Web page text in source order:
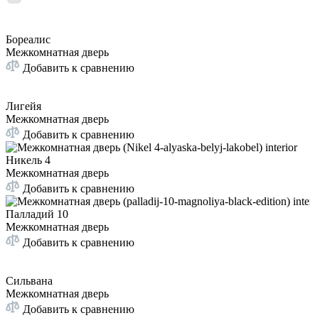
Бореалис
Межкомнатная дверь
Добавить к сравнению
Лигейя
Межкомнатная дверь
Добавить к сравнению
Никель 4
Межкомнатная дверь
Добавить к сравнению
Палладий 10
Межкомнатная дверь
Добавить к сравнению
Сильвана
Межкомнатная дверь
Добавить к сравнению